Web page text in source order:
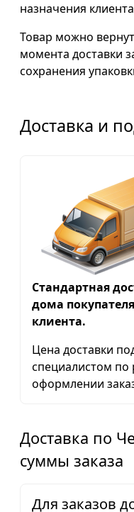
назначения
Товар можно
момента доставки
сохранения
Доставка и
Стандартная
дома
клиента.
Цена доставки
специалистом по
оформлении
Доставка по
суммы заказа
Для заказов